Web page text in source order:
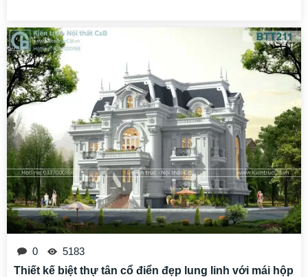
0
5183
Thiết kế biệt thự tân cổ điển đẹp lung linh với mái hộp